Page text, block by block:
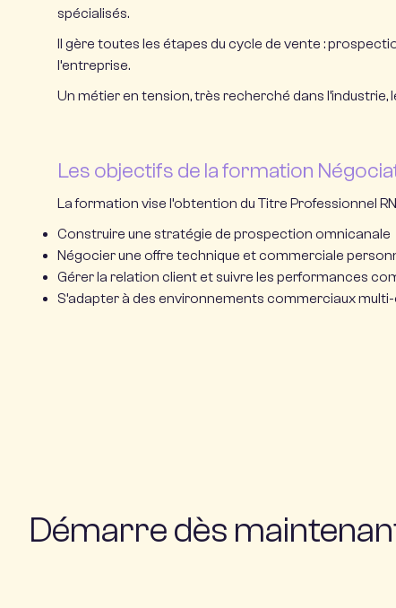
spécialisés.
Il gère toutes les étapes du cycle de vente :
l’entreprise.
Un métier en tension, très recherché dans
Les objectifs de la formation
La formation vise l’obtention du Titre Professionnel
Construire une stratégie de prospection omnicanale
Négocier une offre technique et commerciale
Gérer la relation client et suivre les performances
S’adapter à des environnements commerciaux
Démarre dès